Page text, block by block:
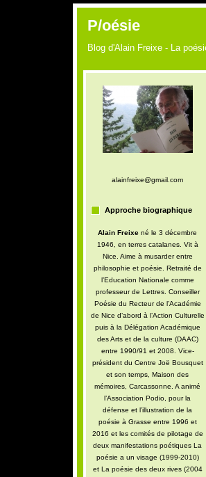
P/oésie
Blog d'Alain Freixe - La
alainfreixe@gmail.com
Approche biographique
Alain Freixe né le 3 décembre
1946, en terres catalanes. Vit à
Nice. Aime à musarder entre
philosophie et poésie. Retraité de
l’Education Nationale comme
professeur de Lettres. Conseiller
Poésie du Recteur de l’Académie
de Nice d’abord à l’Action Culturelle
puis à la Délégation Académique
des Arts et de la culture (DAAC)
entre 1990/91 et 2008. Vice-
président du Centre Joë Bousquet
et son temps, Maison des
mémoires, Carcassonne. A animé
l’Association Podio, pour la
défense et l’illustration de la
poésie à Grasse entre 1996 et
2016 et les comités de pilotage de
deux manifestations poétiques La
poésie a un visage (1999-2010)
et La poésie des deux rives (2004